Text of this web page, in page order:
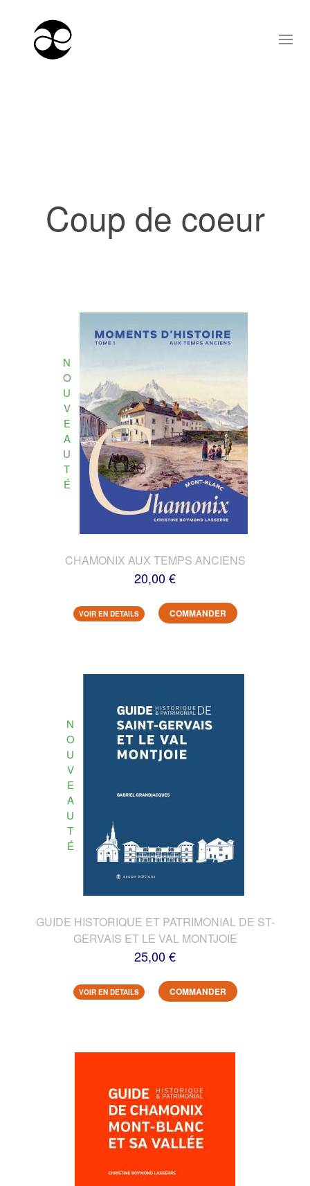
Coup de coeur
N
O
U
V
E
A
U
T
É
CHAMONIX AUX TEMPS ANCIENS
20,00 €
VOIR EN DETAILS COMMANDER
N
O
U
V
E
A
U
T
É
GUIDE HISTORIQUE ET PATRIMONIAL DE ST-
GERVAIS ET LE VAL MONTJOIE
25,00 €
VOIR EN DETAILS COMMANDER